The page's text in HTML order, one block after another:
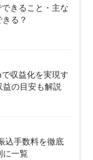
きること・主な
る？
収益化を実現す
の目安も解説
込手数料を徹底
に一覧